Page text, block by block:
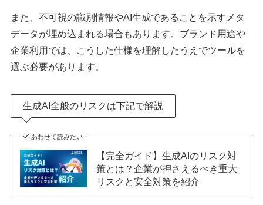
また、不可視の識別情報やAI生成であることを示すメタ
データが埋め込まれる場合もあります。ブランド用途や
企業利用では、こうした仕様を理解したうえでツールを
選ぶ必要があります。
生成AI全般のリスクは下記で解説
あわせて読みたい
【完全ガイド】生成AIのリスク対
策とは？企業が押さえるべき重大
リスクと安全対策を紹介